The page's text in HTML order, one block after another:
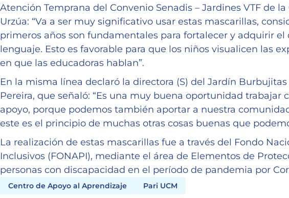
Atención Temprana del Convenio Senadis – Jardines VTF de
Urzúa: “Va a ser muy significativo usar estas mascarillas,
primeros años son fundamentales para fortalecer y adquirir el
lenguaje. Esto es favorable para que los niños visualicen las
en que las educadoras hablan”.
En la misma línea declaró la directora (S) del Jardín Burbujitas
Pereira, que señaló: “Es una muy buena oportunidad trabajar
apoyo, porque podemos también aportar a nuestra
este es el principio de muchas otras cosas buenas que
La realización de estas mascarillas fue a través del Fondo
Inclusivos (FONAPI), mediante el área de Elementos de
personas con discapacidad en el período de pandemia por
Centro de Apoyo al Aprendizaje Pari UCM